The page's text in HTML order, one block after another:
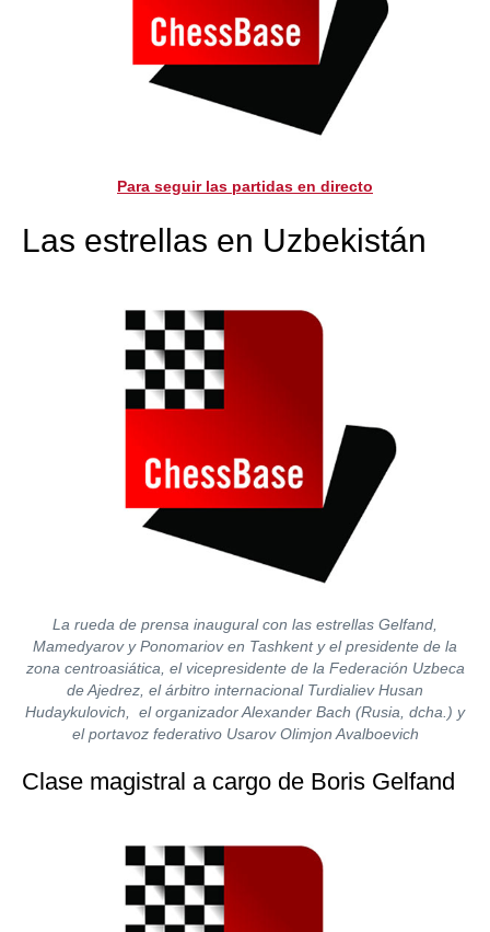
Para seguir las partidas en directo
Las estrellas en Uzbekistán
La rueda de prensa inaugural con las estrellas Gelfand,
Mamedyarov y Ponomariov en Tashkent y el presidente de la
zona centroasiática, el vicepresidente de la Federación Uzbeca
de Ajedrez, el árbitro internacional Turdialiev Husan
Hudaykulovich, el organizador Alexander Bach (Rusia, dcha.) y
el portavoz federativo Usarov Olimjon Avalboevich
Clase magistral a cargo de Boris Gelfand